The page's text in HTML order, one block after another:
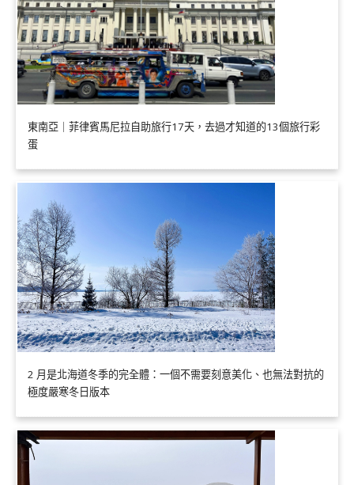
東南亞｜菲律賓馬尼拉自助旅行17天，去過才知道的13個旅行彩
蛋
2 月是北海道冬季的完全體：一個不需要刻意美化、也無法對抗的
極度嚴寒冬日版本